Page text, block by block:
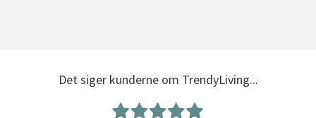
Det siger kunderne om TrendyLiving...